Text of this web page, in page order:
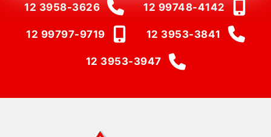
12 3958-3626 12 99748-4142
12 99797-9719 12 3953-3841
12 3953-3947